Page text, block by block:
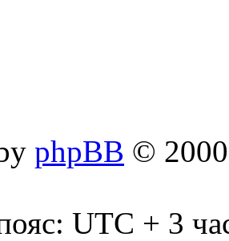
phpBB ©
UTC + 3